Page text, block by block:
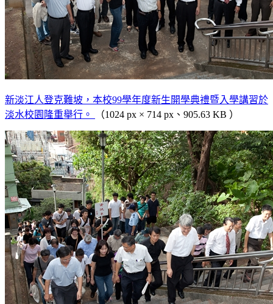
新淡江人登克難坡，本校99學年度新生開學典禮暨入學講習於
淡水校園隆重舉行。
（1024 px × 714 px、905.63 KB ）